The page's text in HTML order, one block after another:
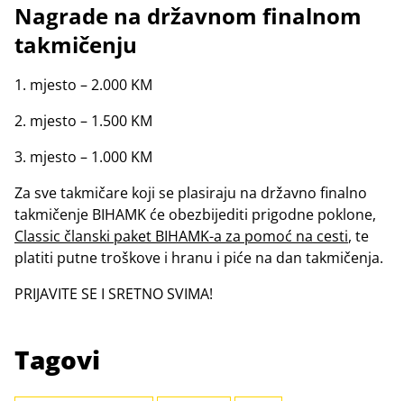
Nagrade na državnom finalnom
takmičenju
1. mjesto – 2.000 KM
2. mjesto – 1.500 KM
3. mjesto – 1.000 KM
Za sve takmičare koji se plasiraju na državno finalno
takmičenje BIHAMK će obezbijediti prigodne poklone,
Classic članski paket BIHAMK-a za pomoć na cesti, te
platiti putne troškove i hranu i piće na dan takmičenja.
PRIJAVITE SE I SRETNO SVIMA!
Tagovi